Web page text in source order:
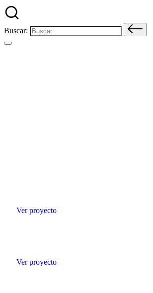
Buscar:
Ver proyecto
Ver proyecto